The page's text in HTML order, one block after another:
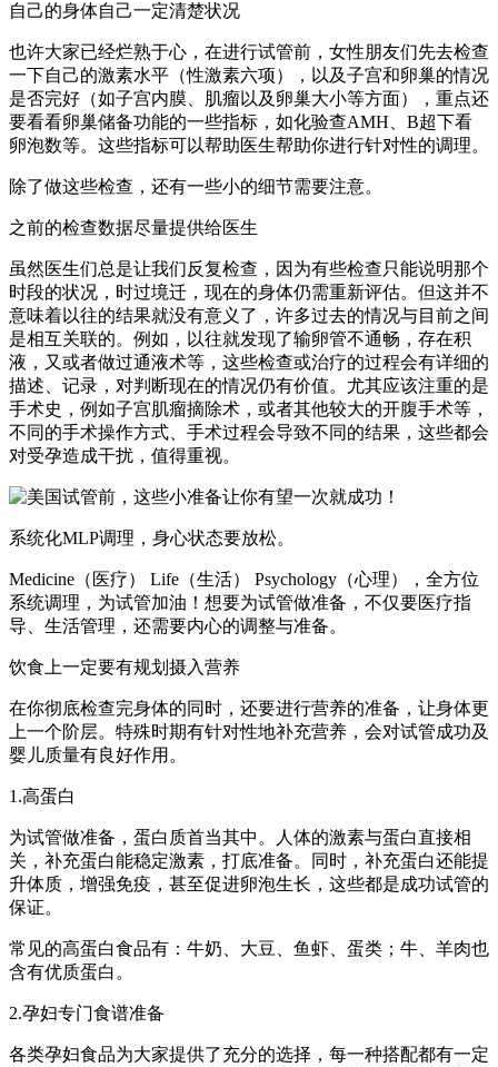
自己的身体自己一定清楚状况
也许大家已经烂熟于心，在进行试管前，女性朋友们先去检查
一下自己的激素水平（性激素六项），以及子宫和卵巢的情况
是否完好（如子宫内膜、肌瘤以及卵巢大小等方面），重点还
要看看卵巢储备功能的一些指标，如化验查AMH、B超下看
卵泡数等。这些指标可以帮助医生帮助你进行针对性的调理。
除了做这些检查，还有一些小的细节需要注意。
之前的检查数据尽量提供给医生
虽然医生们总是让我们反复检查，因为有些检查只能说明那个
时段的状况，时过境迁，现在的身体仍需重新评估。但这并不
意味着以往的结果就没有意义了，许多过去的情况与目前之间
是相互关联的。例如，以往就发现了输卵管不通畅，存在积
液，又或者做过通液术等，这些检查或治疗的过程会有详细的
描述、记录，对判断现在的情况仍有价值。尤其应该注重的是
手术史，例如子宫肌瘤摘除术，或者其他较大的开腹手术等，
不同的手术操作方式、手术过程会导致不同的结果，这些都会
对受孕造成干扰，值得重视。
系统化MLP调理，身心状态要放松。
Medicine（医疗） Life（生活） Psychology（心理），全方位
系统调理，为试管加油！想要为试管做准备，不仅要医疗指
导、生活管理，还需要内心的调整与准备。
饮食上一定要有规划摄入营养
在你彻底检查完身体的同时，还要进行营养的准备，让身体更
上一个阶层。特殊时期有针对性地补充营养，会对试管成功及
婴儿质量有良好作用。
1.高蛋白
为试管做准备，蛋白质首当其中。人体的激素与蛋白直接相
关，补充蛋白能稳定激素，打底准备。同时，补充蛋白还能提
升体质，增强免疫，甚至促进卵泡生长，这些都是成功试管的
保证。
常见的高蛋白食品有：牛奶、大豆、鱼虾、蛋类；牛、羊肉也
含有优质蛋白。
2.孕妇专门食谱准备
各类孕妇食品为大家提供了充分的选择，每一种搭配都有一定